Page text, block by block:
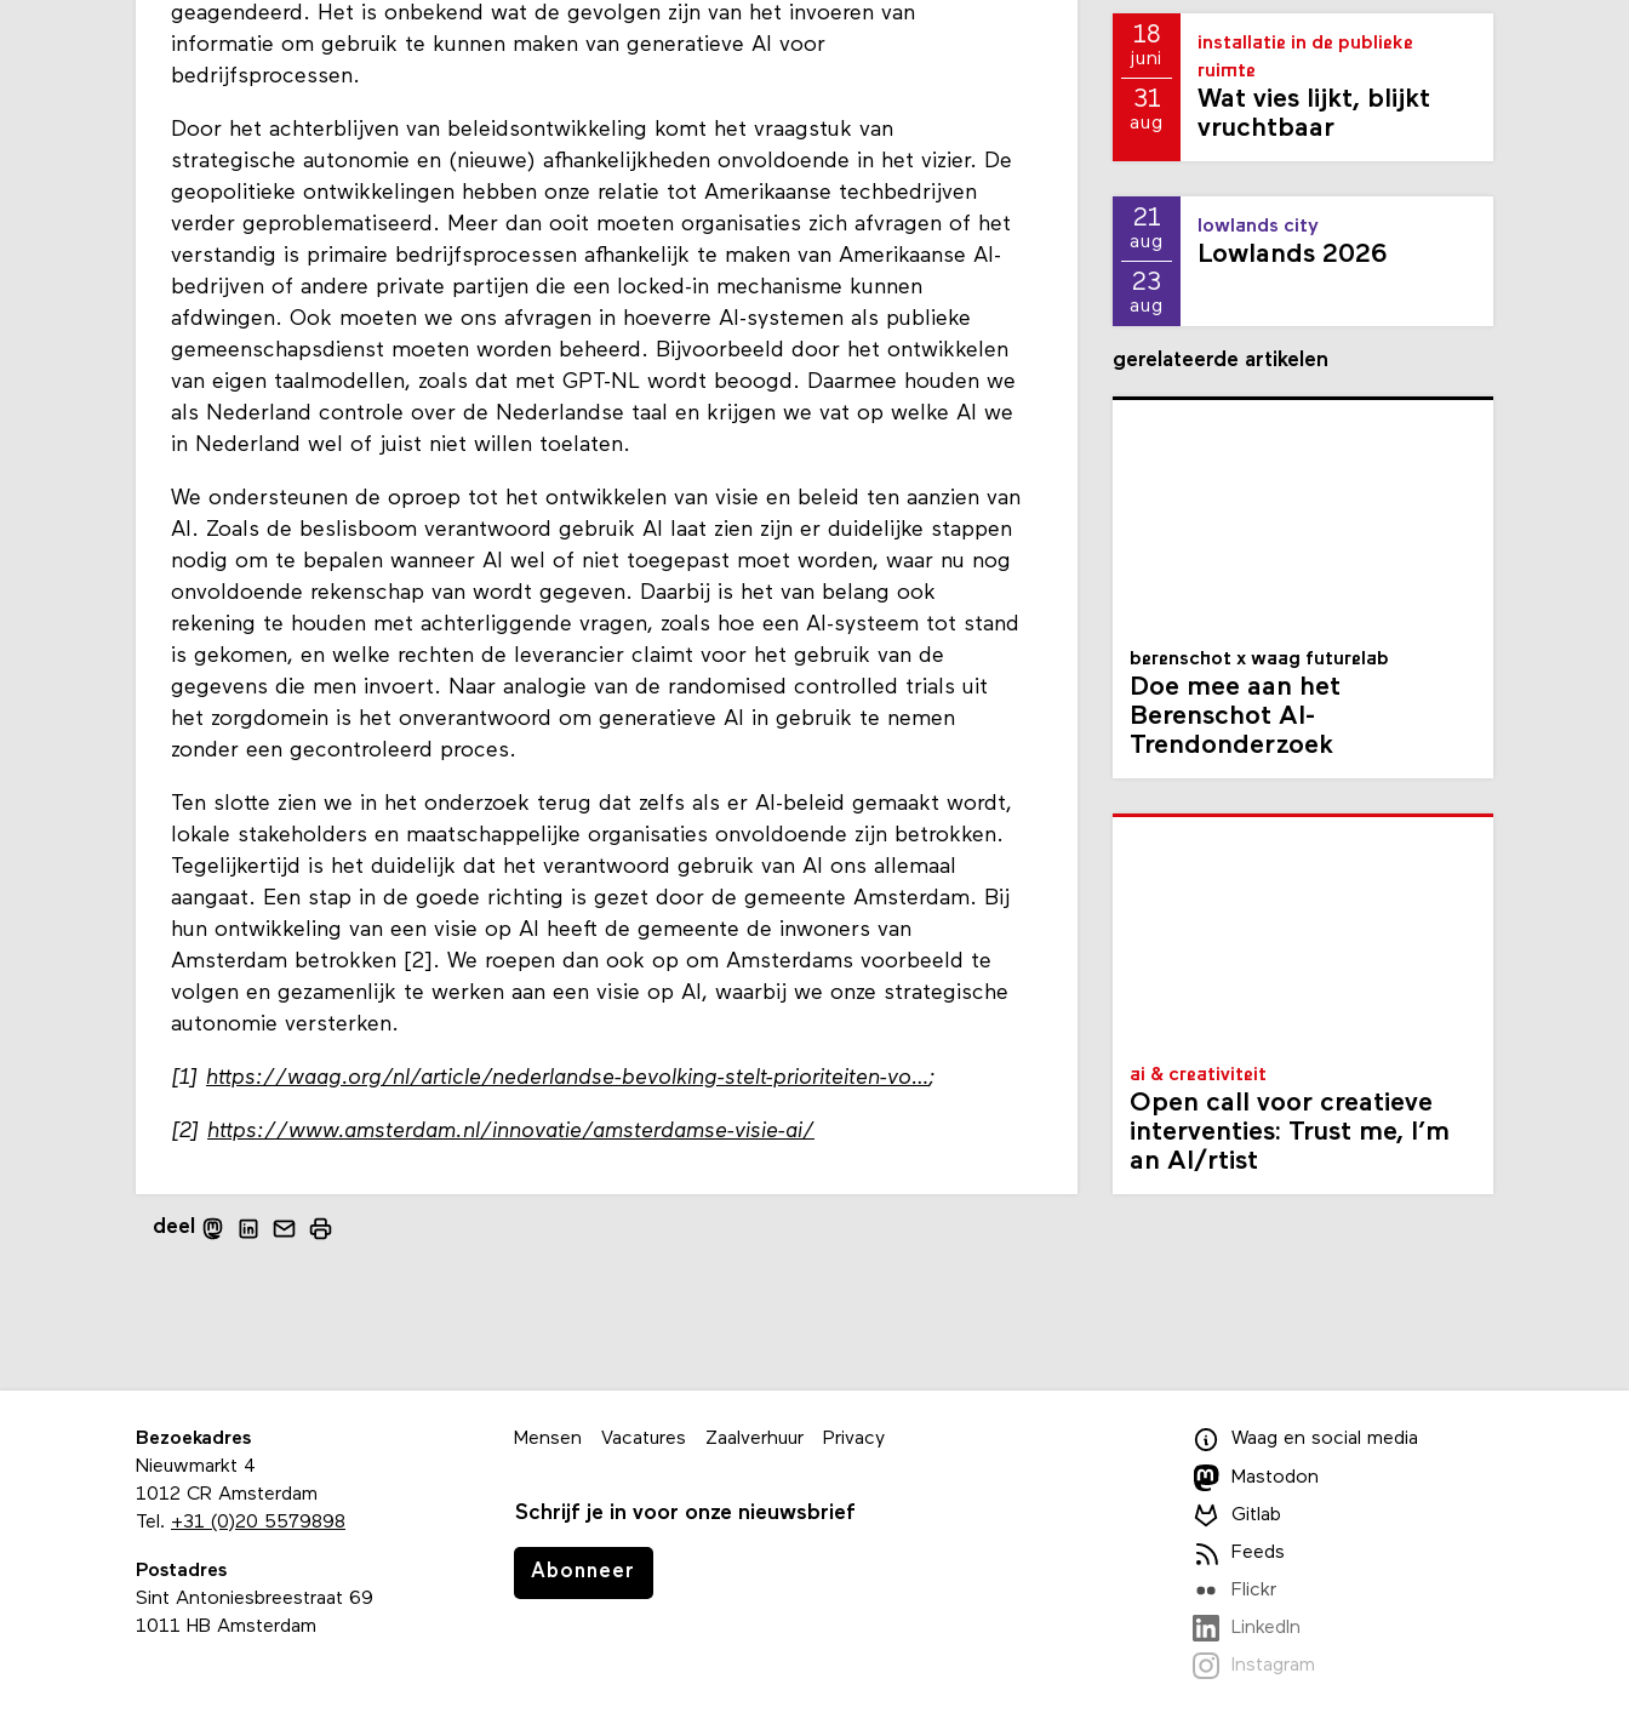
geagendeerd. Het is onbekend wat de gevolgen zijn van het invoeren van
informatie om gebruik te kunnen maken van generatieve AI voor
bedrijfsprocessen.
Door het achterblijven van beleidsontwikkeling komt het vraagstuk van
strategische autonomie en (nieuwe) afhankelijkheden onvoldoende in het vizier. De
geopolitieke ontwikkelingen hebben onze relatie tot Amerikaanse techbedrijven
verder geproblematiseerd. Meer dan ooit moeten organisaties zich afvragen of het
verstandig is primaire bedrijfsprocessen afhankelijk te maken van Amerikaanse AI-
bedrijven of andere private partijen die een locked-in mechanisme kunnen
afdwingen. Ook moeten we ons afvragen in hoeverre AI-systemen als publieke
gemeenschapsdienst moeten worden beheerd. Bijvoorbeeld door het ontwikkelen
van eigen taalmodellen, zoals dat met GPT-NL wordt beoogd. Daarmee houden we
als Nederland controle over de Nederlandse taal en krijgen we vat op welke AI we
in Nederland wel of juist niet willen toelaten.
We ondersteunen de oproep tot het ontwikkelen van visie en beleid ten aanzien van
AI. Zoals de beslisboom verantwoord gebruik AI laat zien zijn er duidelijke stappen
nodig om te bepalen wanneer AI wel of niet toegepast moet worden, waar nu nog
onvoldoende rekenschap van wordt gegeven. Daarbij is het van belang ook
rekening te houden met achterliggende vragen, zoals hoe een AI-systeem tot stand
is gekomen, en welke rechten de leverancier claimt voor het gebruik van de
gegevens die men invoert. Naar analogie van de randomised controlled trials uit
het zorgdomein is het onverantwoord om generatieve AI in gebruik te nemen
zonder een gecontroleerd proces.
Ten slotte zien we in het onderzoek terug dat zelfs als er AI-beleid gemaakt wordt,
lokale stakeholders en maatschappelijke organisaties onvoldoende zijn betrokken.
Tegelijkertijd is het duidelijk dat het verantwoord gebruik van AI ons allemaal
aangaat. Een stap in de goede richting is gezet door de gemeente Amsterdam. Bij
hun ontwikkeling van een visie op AI heeft de gemeente de inwoners van
Amsterdam betrokken [2]. We roepen dan ook op om Amsterdams voorbeeld te
volgen en gezamenlijk te werken aan een visie op AI, waarbij we onze strategische
autonomie versterken.
[1] https://waag.org/nl/article/nederlandse-bevolking-stelt-prioriteiten-vo…;
[2] https://www.amsterdam.nl/innovatie/amsterdamse-visie-ai/
deel
18
juni
31
aug
installatie in de publieke
ruimte
Wat vies lijkt, blijkt
vruchtbaar
21
aug
23
aug
lowlands city
Lowlands 2026
gerelateerde artikelen
berenschot x waag futurelab
Doe mee aan het
Berenschot AI-
Trendonderzoek
ai & creativiteit
Open call voor creatieve
interventies: Trust me, I’m
an AI/rtist
Bezoekadres
Nieuwmarkt 4
1012 CR Amsterdam
Tel. +31 (0)20 5579898
Postadres
Sint Antoniesbreestraat 69
1011 HB Amsterdam
Mensen Vacatures Zaalverhuur Privacy
Schrijf je in voor onze nieuwsbrief
Abonneer
Waag en social media
Mastodon
Gitlab
Feeds
Flickr
LinkedIn
Instagram